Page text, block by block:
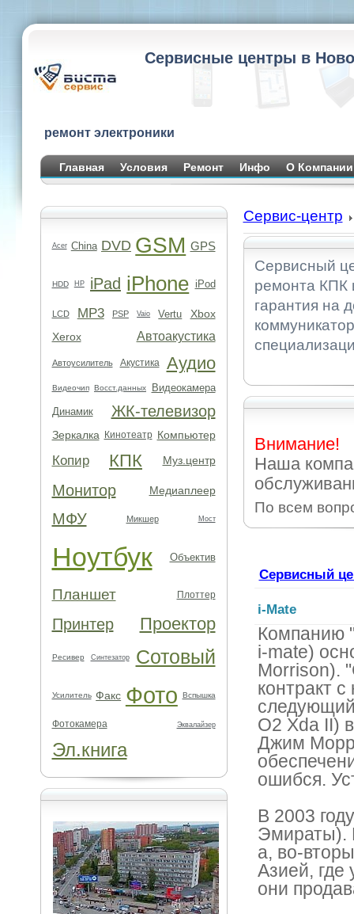
Сервисные центры в
ремонт электроники
Главная Условия Ремонт Инфо О Компании
Acer China DVD GSM GPS
HDD HP iPad iPhone iPod
LCD MP3 PSP Vaio Vertu
Xbox
Xerox
Автоакустика
Автоусилитель Акустика Аудио
Видеочип Восст.данных
Видеокамера
Динамик
ЖК-телевизор
Зеркалка Кинотеатр Компьютер
Копир КПК Муз.центр
Монитор Медиаплеер
МФУ Микшер Мост
Ноутбук Объектив
Планшет Плоттер
Принтер Проектор
Ресивер Синтезатор Сотовый
Усилитель Факс Фото Вспышка
Фотокамера Эквалайзер
Эл.книга
Сервис-центр
Сервисный
ремонта КПК
гарантия на
Внимание!
Наша
По всем
Сервисный
i-Mate
Компанию
i-mate)
Morrison).
контракт
O2 Xda II)
Джим
ошибся.
В 2003
Эмираты).
а, во-
Азией, где
они